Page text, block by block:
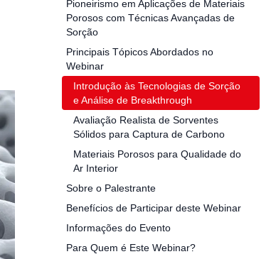
Pioneirismo em Aplicações de Materiais
Porosos com Técnicas Avançadas de
Sorção
Principais Tópicos Abordados no
Webinar
Introdução às Tecnologias de Sorção
e Análise de Breakthrough
Avaliação Realista de Sorventes
Sólidos para Captura de Carbono
Materiais Porosos para Qualidade do
Ar Interior
Sobre o Palestrante
Benefícios de Participar deste Webinar
Informações do Evento
Para Quem é Este Webinar?